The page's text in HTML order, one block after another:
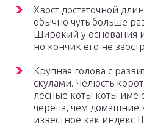
Хвост достаточной
обычно чуть больше
Широкий у основания
но кончик его не
Крупная голова с
скулами. Челюсть
лесные коты коты
черепа, чем домашние
известное как индекс